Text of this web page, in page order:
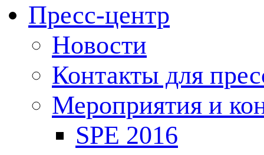
Пресс-центр
Новости
Контакты для
Мероприятия и
SPE 2016